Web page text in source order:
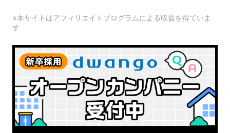
※本サイトはアフィリエイトプログラムによる収益を得ていま
す